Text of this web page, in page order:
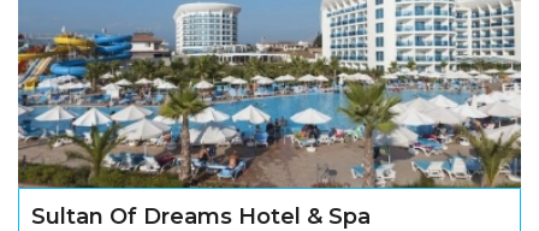
Sultan Of Dreams Hotel & Spa